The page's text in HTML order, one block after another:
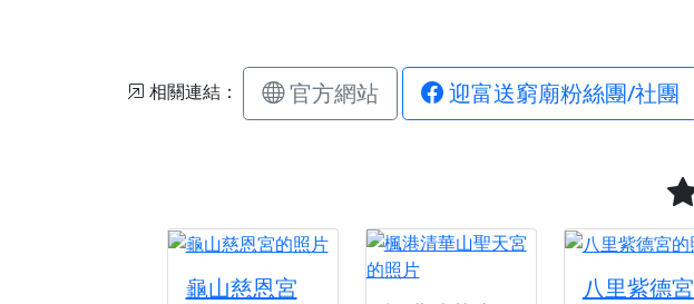
相關連結： 官方網站 迎富送窮廟粉絲團/社團
龜山慈恩宮
八里紫德宮